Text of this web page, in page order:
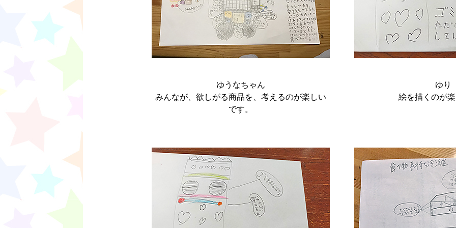
ゆうなちゃん
みんなが、欲しがる商品を、考えるのが楽しい
です。
ゆり
絵を描くのが